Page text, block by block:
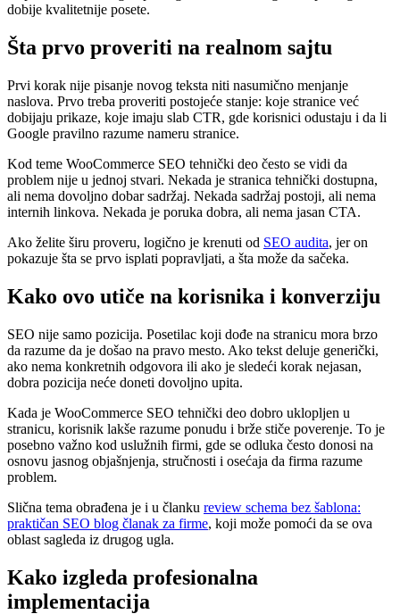
dobije kvalitetnije posete.
Šta prvo proveriti na realnom sajtu
Prvi korak nije pisanje novog teksta niti nasumično menjanje
naslova. Prvo treba proveriti postojeće stanje: koje stranice već
dobijaju prikaze, koje imaju slab CTR, gde korisnici odustaju i da li
Google pravilno razume nameru stranice.
Kod teme WooCommerce SEO tehnički deo često se vidi da
problem nije u jednoj stvari. Nekada je stranica tehnički dostupna,
ali nema dovoljno dobar sadržaj. Nekada sadržaj postoji, ali nema
internih linkova. Nekada je poruka dobra, ali nema jasan CTA.
Ako želite širu proveru, logično je krenuti od SEO audita, jer on
pokazuje šta se prvo isplati popravljati, a šta može da sačeka.
Kako ovo utiče na korisnika i konverziju
SEO nije samo pozicija. Posetilac koji dođe na stranicu mora brzo
da razume da je došao na pravo mesto. Ako tekst deluje generički,
ako nema konkretnih odgovora ili ako je sledeći korak nejasan,
dobra pozicija neće doneti dovoljno upita.
Kada je WooCommerce SEO tehnički deo dobro uklopljen u
stranicu, korisnik lakše razume ponudu i brže stiče poverenje. To je
posebno važno kod uslužnih firmi, gde se odluka često donosi na
osnovu jasnog objašnjenja, stručnosti i osećaja da firma razume
problem.
Slična tema obrađena je i u članku review schema bez šablona:
praktičan SEO blog članak za firme, koji može pomoći da se ova
oblast sagleda iz drugog ugla.
Kako izgleda profesionalna
implementacija